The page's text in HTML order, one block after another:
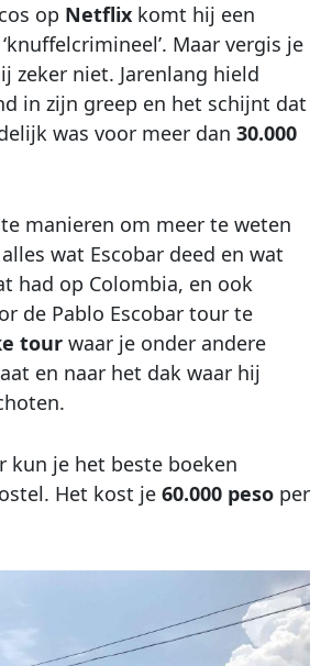
op Netflix komt hij een
Maar vergis je
zeker niet. Jarenlang hield
in zijn greep en het schijnt dat
was voor meer dan 30.000
manieren om meer te weten
wat Escobar deed en wat
had op Colombia, en ook
de Pablo Escobar tour te
tour waar je onder andere
en naar het dak waar hij
kun je het beste boeken
Het kost je 60.000 peso per